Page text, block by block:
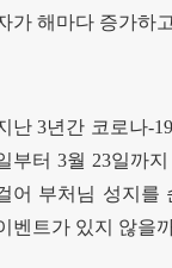
가 해마다 증가하
난3년간 코로나-
부터 3월 23일까
어 부처님 성지를
벤트가 있지 않을